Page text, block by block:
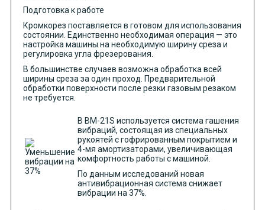
Подготовка к работе
Кромкорез поставляется в готовом для использования
состоянии. Единственно необходимая операция — это
настройка машины на необходимую ширину среза и
регулировка угла фрезерования.
В большинстве случаев возможна обработка всей
ширины среза за один проход. Предварительной
обработки поверхности после резки газовым резаком
не требуется.
В ВМ-21S используется система гашения
вибраций, состоящая из специальных
рукоятей с гофрированным покрытием и
4-мя амортизаторами, увеличивающая
комфортность работы с машиной.
По данным исследований новая
антивибрационная система снижает
вибрации на 37%.